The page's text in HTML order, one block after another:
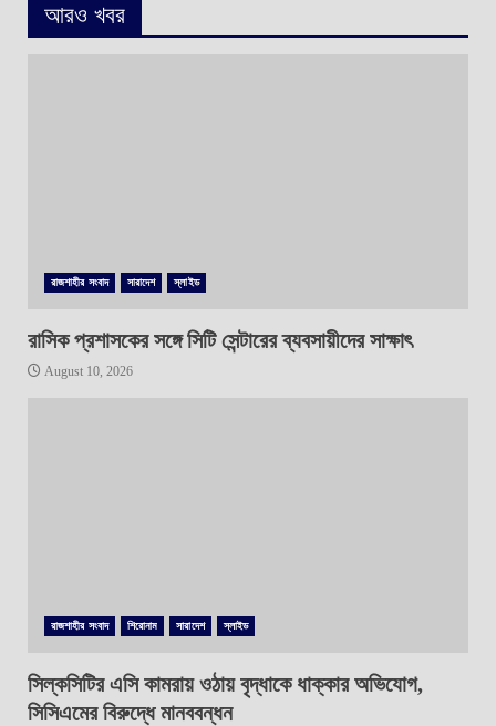
আরও খবর
রাজশাহীর সংবাদ সারাদেশ স্লাইড
রাসিক প্রশাসকের সঙ্গে সিটি সেন্টারের ব্যবসায়ীদের সাক্ষাৎ
August 10, 2026
রাজশাহীর সংবাদ শিরোনাম সারাদেশ স্লাইড
সিল্কসিটির এসি কামরায় ওঠায় বৃদ্ধাকে ধাক্কার অভিযোগ,
সিসিএমের বিরুদ্ধে মানববন্ধন